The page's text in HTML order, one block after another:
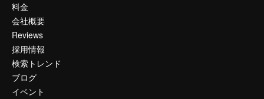
料金
会社概要
Reviews
採用情報
検索トレンド
ブログ
イベント